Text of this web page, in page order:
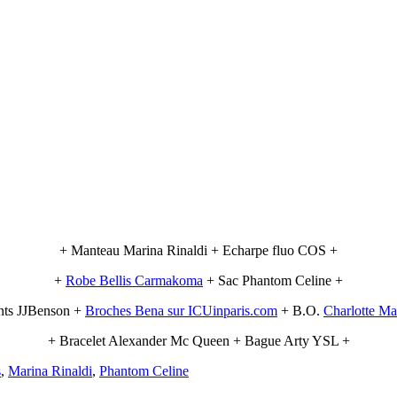
+ Manteau Marina Rinaldi + Echarpe fluo COS +
+ Robe Bellis Carmakoma + Sac Phantom Celine +
JJBenson + Broches Bena sur ICUinparis.com + B.O. Charlotte
+ Bracelet Alexander Mc Queen + Bague Arty YSL +
, Marina Rinaldi, Phantom Celine